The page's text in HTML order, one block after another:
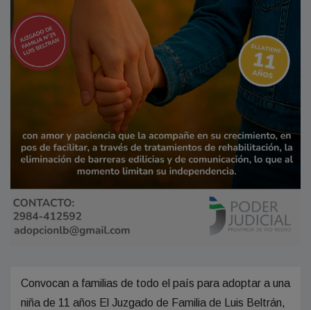
Convocan a familias de todo el país para adoptar a una
niña de 11 años El Juzgado de Familia de Luis Beltrán,